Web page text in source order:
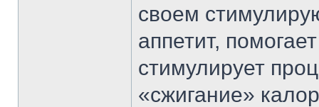
своем
аппетит,
стимулирует
«сжигание»